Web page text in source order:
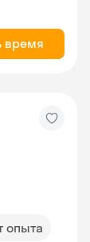
время
опыта